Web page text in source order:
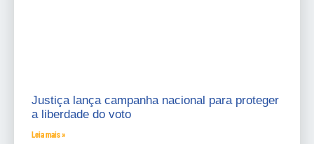
Justiça lança campanha nacional para proteger
a liberdade do voto
Leia mais »